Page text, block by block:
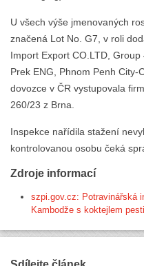
U všech výše jmenovaných
značená Lot No. G7, v roli
Import Export CO.LTD,
Prek ENG, Phnom Penh
dovozce v ČR vystupovala
260/23 z Brna.
Inspekce nařídila stažení
kontrolovanou osobu čeká
Zdroje informací
szpi.gov.cz: Potravinářská
Kambodže s koktejlem